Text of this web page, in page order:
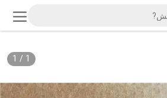
1
/
1